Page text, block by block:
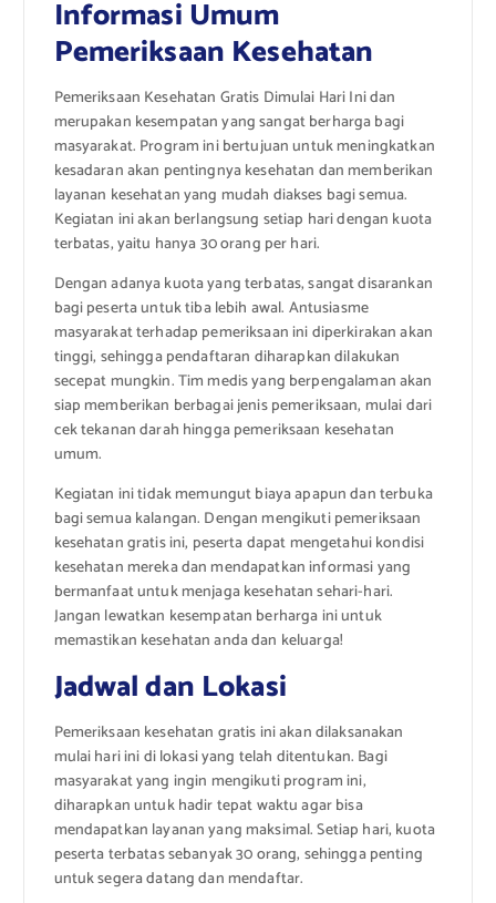
Informasi Umum
Pemeriksaan Kesehatan
Pemeriksaan Kesehatan Gratis Dimulai Hari Ini dan
merupakan kesempatan yang sangat berharga bagi
masyarakat. Program ini bertujuan untuk meningkatkan
kesadaran akan pentingnya kesehatan dan memberikan
layanan kesehatan yang mudah diakses bagi semua.
Kegiatan ini akan berlangsung setiap hari dengan kuota
terbatas, yaitu hanya 30 orang per hari.
Dengan adanya kuota yang terbatas, sangat disarankan
bagi peserta untuk tiba lebih awal. Antusiasme
masyarakat terhadap pemeriksaan ini diperkirakan akan
tinggi, sehingga pendaftaran diharapkan dilakukan
secepat mungkin. Tim medis yang berpengalaman akan
siap memberikan berbagai jenis pemeriksaan, mulai dari
cek tekanan darah hingga pemeriksaan kesehatan
umum.
Kegiatan ini tidak memungut biaya apapun dan terbuka
bagi semua kalangan. Dengan mengikuti pemeriksaan
kesehatan gratis ini, peserta dapat mengetahui kondisi
kesehatan mereka dan mendapatkan informasi yang
bermanfaat untuk menjaga kesehatan sehari-hari.
Jangan lewatkan kesempatan berharga ini untuk
memastikan kesehatan anda dan keluarga!
Jadwal dan Lokasi
Pemeriksaan kesehatan gratis ini akan dilaksanakan
mulai hari ini di lokasi yang telah ditentukan. Bagi
masyarakat yang ingin mengikuti program ini,
diharapkan untuk hadir tepat waktu agar bisa
mendapatkan layanan yang maksimal. Setiap hari, kuota
peserta terbatas sebanyak 30 orang, sehingga penting
untuk segera datang dan mendaftar.